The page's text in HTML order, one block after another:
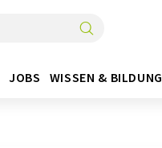
JOBS WISSEN & BILDUNG